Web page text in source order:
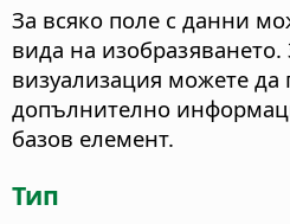
За всяко поле с данни
вида на изобразяването.
визуализация можете да
допълнително
базов елемент.
Тип